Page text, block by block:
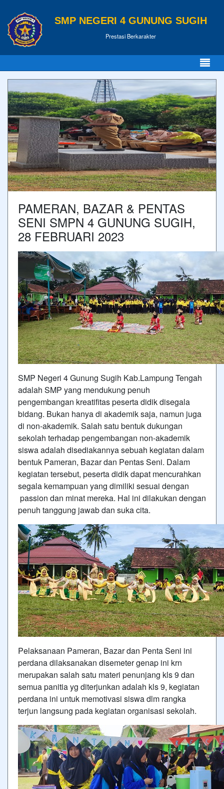
SMP NEGERI 4 GUNUNG SUGIH
Prestasi Berkarakter
PAMERAN, BAZAR & PENTAS
SENI SMPN 4 GUNUNG SUGIH,
28 FEBRUARI 2023
SMP Negeri 4 Gunung Sugih Kab.Lampung Tengah
adalah SMP yang mendukung penuh
pengembangan kreatifitas peserta didik disegala
bidang. Bukan hanya di akademik saja, namun juga
di non-akademik. Salah satu bentuk dukungan
sekolah terhadap pengembangan non-akademik
siswa adalah disediakannya sebuah kegiatan dalam
bentuk Pameran, Bazar dan Pentas Seni. Dalam
kegiatan tersebut, peserta didik dapat mencurahkan
segala kemampuan yang dimiliki sesuai dengan
passion dan minat mereka. Hal ini dilakukan dengan
penuh tanggung jawab dan suka cita.
Pelaksanaan Pameran, Bazar dan Penta Seni ini
perdana dilaksanakan disemeter genap ini krn
merupakan salah satu materi penunjang kls 9 dan
semua panitia yg diterjunkan adalah kls 9, kegiatan
perdana ini untuk memotivasi siswa dlm rangka
terjun langsung pada kegiatan organisasi sekolah.